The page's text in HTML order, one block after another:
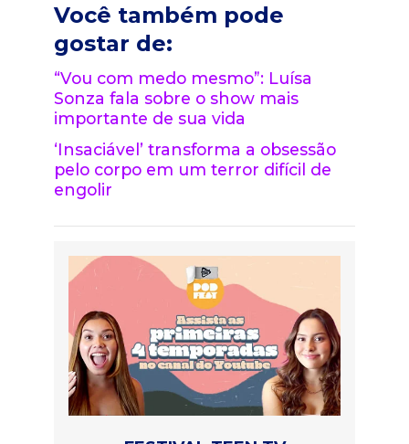
Você também pode
gostar de:
“Vou com medo mesmo”: Luísa
Sonza fala sobre o show mais
importante de sua vida
‘Insaciável’ transforma a obsessão
pelo corpo em um terror difícil de
engolir